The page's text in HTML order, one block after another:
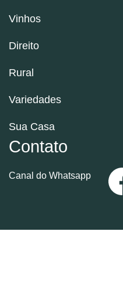
Vinhos
Direito
Rural
Variedades
Sua Casa
Contato
Canal do Whatsapp